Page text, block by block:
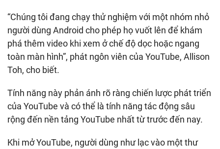
“Chúng tôi đang chạy thử nghiệm với một nhóm nhỏ
người dùng Android cho phép họ vuốt lên để khám
phá thêm video khi xem ở chế độ dọc hoặc ngang
toàn màn hình”, phát ngôn viên của YouTube, Allison
Toh, cho biết.
Tính năng này phản ánh rõ ràng chiến lược phát triển
của YouTube và có thể là tính năng tác động sâu
rộng đến nền tảng YouTube nhất từ trước đến nay.
Khi mở YouTube, người dùng như lạc vào một thư